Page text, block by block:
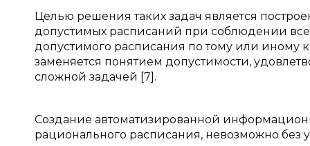
Целью решения таких задач является
допустимых расписаний при соблюдении
допустимого расписания по тому или иному
заменяется понятием допустимости,
сложной задачей [7].
Создание автоматизированной
рационального расписания, невозможно без